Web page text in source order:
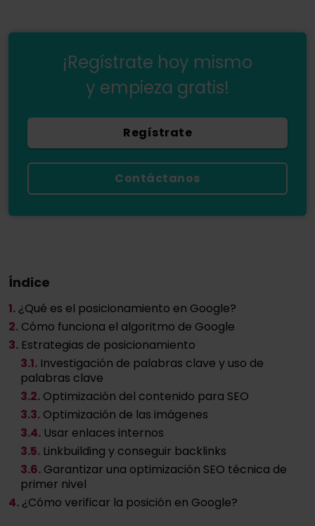
¡Regístrate hoy mismo
y empieza gratis!
Regístrate
Contáctanos
Índice
1. ¿Qué es el posicionamiento en Google?
2. Cómo funciona el algoritmo de Google
3. Estrategias de posicionamiento
3.1. Investigación de palabras clave y uso de
palabras clave
3.2. Optimización del contenido para SEO
3.3. Optimización de las imágenes
3.4. Usar enlaces internos
3.5. Linkbuilding y conseguir backlinks
3.6. Garantizar una optimización SEO técnica de
primer nivel
4. ¿Cómo verificar la posición en Google?